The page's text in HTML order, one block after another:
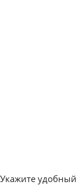
Укажите удобный